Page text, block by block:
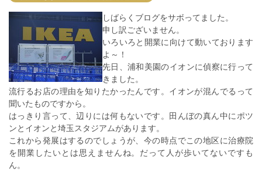
しばらくブログをサボってました。
申し訳ございません。
いろいろと開業に向けて動いております
よ～！
先日、浦和美園のイオンに偵察に行って
きました。
流行るお店の理由を知りたかったんです。イオンが混んでるって
聞いたものですから。
はっきり言って、辺りには何もないです。田んぼの真ん中にポツ
ンとイオンと埼玉スタジアムがあります。
これから発展はするのでしょうが、今の時点でこの地区に治療院
を開業したいとは思えませんね。だって人が歩いてないですも
ん。